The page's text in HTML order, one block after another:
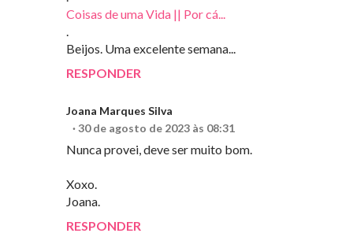
Coisas de uma Vida || Por cá...
Beijos. Uma excelente semana...
RESPONDER
Joana Marques Silva
30 de agosto de 2023 às 08:31
Nunca provei, deve ser muito bom.
Xoxo.
Joana.
RESPONDER